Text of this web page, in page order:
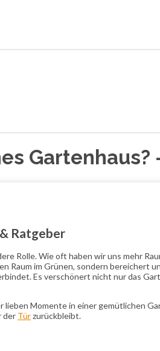
Gartenhaus?
Ratgeber
Rolle. Wie oft haben wir uns mehr
Raum im Grünen, sondern
Es verschönert nicht nur das
Momente in einer gemütlichen
der Türzurückbleibt.